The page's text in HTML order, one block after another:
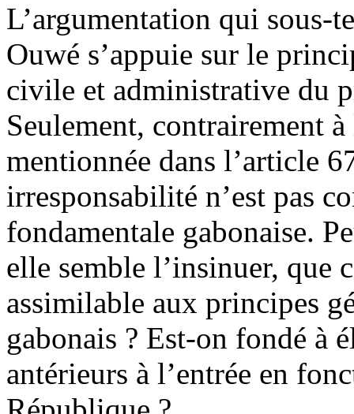
L’argumentation qui sous-
Ouwé s’appuie sur le
civile et administrative du
Seulement, contrairement
mentionnée dans l’article
irresponsabilité n’est pas
fondamentale gabonaise.
elle semble l’insinuer, que
assimilable aux principes
gabonais ? Est-on fondé à
antérieurs à l’entrée en